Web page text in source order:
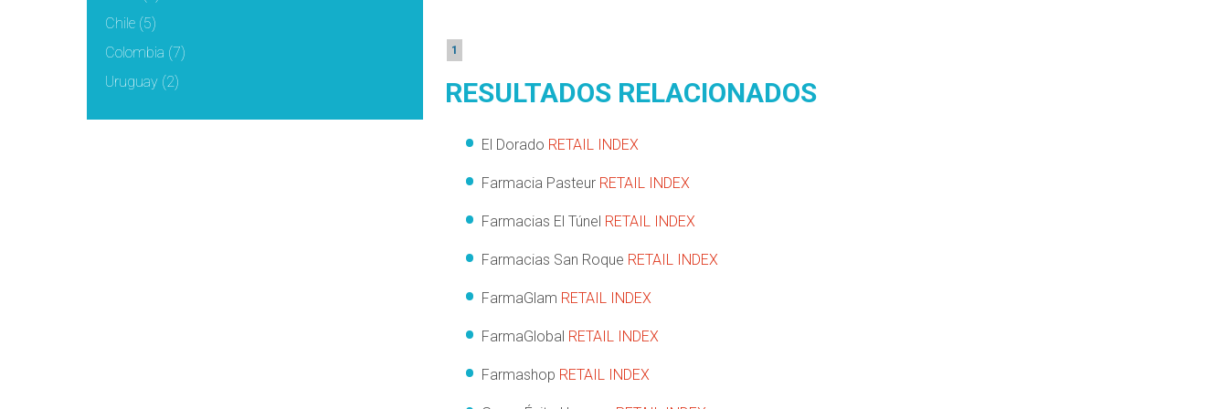
Chile(5)
Colombia (7)
Uruguay(2)
1
RESULTADOS RELACIONADOS
El Dorado RETAIL INDEX
Farmacia Pasteur RETAIL INDEX
Farmacias El Túnel RETAIL INDEX
Farmacias San Roque RETAIL INDEX
FarmaGlam RETAIL INDEX
FarmaGlobal RETAIL INDEX
Farmashop RETAIL INDEX